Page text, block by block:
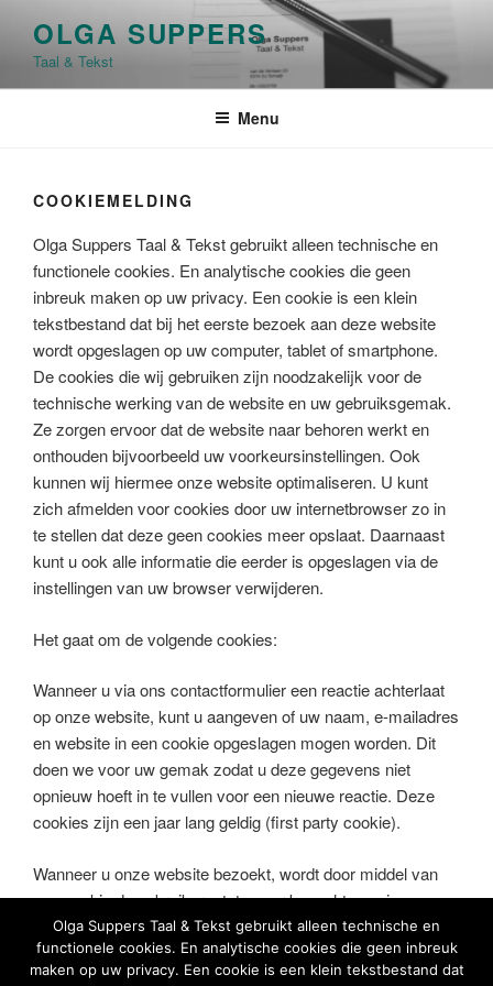
inhoud
OLGA SUPPERS
Taal & Tekst
Menu
COOKIEMELDING
Olga Suppers Taal & Tekst gebruikt alleen technische en
functionele cookies. En analytische cookies die geen
inbreuk maken op uw privacy. Een cookie is een klein
tekstbestand dat bij het eerste bezoek aan deze website
wordt opgeslagen op uw computer, tablet of smartphone.
De cookies die wij gebruiken zijn noodzakelijk voor de
technische werking van de website en uw gebruiksgemak.
Ze zorgen ervoor dat de website naar behoren werkt en
onthouden bijvoorbeeld uw voorkeursinstellingen. Ook
kunnen wij hiermee onze website optimaliseren. U kunt
zich afmelden voor cookies door uw internetbrowser zo in
te stellen dat deze geen cookies meer opslaat. Daarnaast
kunt u ook alle informatie die eerder is opgeslagen via de
instellingen van uw browser verwijderen.
Het gaat om de volgende cookies:
Wanneer u via ons contactformulier een reactie achterlaat
op onze website, kunt u aangeven of uw naam, e-mailadres
en website in een cookie opgeslagen mogen worden. Dit
doen we voor uw gemak zodat u deze gegevens niet
opnieuw hoeft in te vullen voor een nieuwe reactie. Deze
cookies zijn een jaar lang geldig (first party cookie).
Wanneer u onze website bezoekt, wordt door middel van
een cookie de gebruikersstatus per bezochte pagina
bijgehouden en het paginabezoek dus opgeslagen. Deze
cookie en opslag vervalt bij beëindiging van elke sessie
(first party cookie).
Olga Suppers Taal & Tekst gebruikt alleen technische en
functionele cookies. En analytische cookies die geen inbreuk
maken op uw privacy. Een cookie is een klein tekstbestand dat